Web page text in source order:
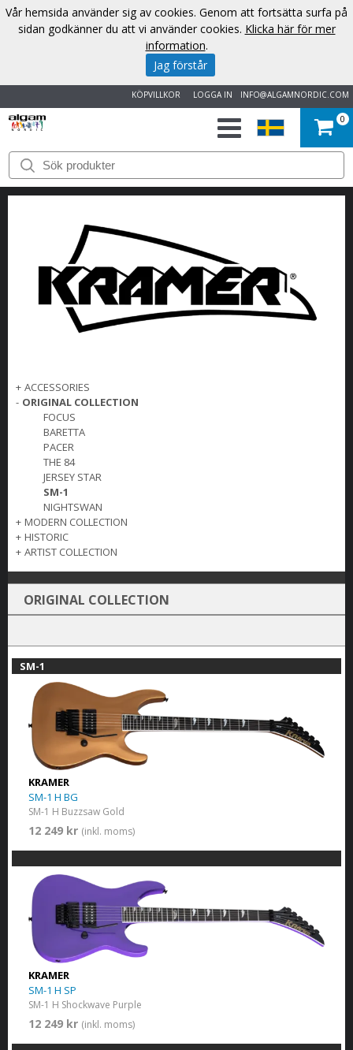
INFO@ALGAMNORDIC.COM
LOGGA IN
KÖPVILLKOR
START
VARUMÄRKEN
NYHETER
OM
OSS
0
+ ACCESSORIES
- ORIGINAL COLLECTION
FOCUS
BARETTA
PACER
THE 84
JERSEY STAR
SM-1
NIGHTSWAN
+ MODERN COLLECTION
+ HISTORIC
+ ARTIST COLLECTION
ORIGINAL COLLECTION
SM-1
KRAMER
SM-1 H BG
SM-1 H Buzzsaw Gold
12 249 kr (inkl. moms)
KRAMER
SM-1 H SP
SM-1 H Shockwave Purple
12 249 kr (inkl. moms)
Vår hemsida använder sig av cookies. Genom att fortsätta surfa på
sidan godkänner du att vi använder cookies. Klicka här för mer
information.
Jag förstår